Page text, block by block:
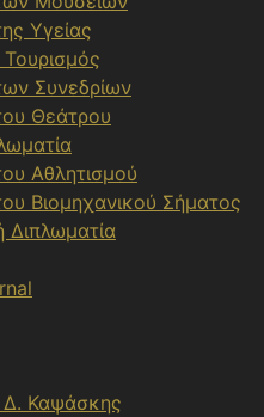
Υγείας
Τουρισμός
Συνεδρίων
Θεάτρου
Αθλητισμού
Βιομηχανικού Σήματος
Διπλωματία
Δ. Καψάσκης